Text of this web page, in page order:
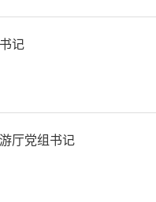
记
厅党组书记